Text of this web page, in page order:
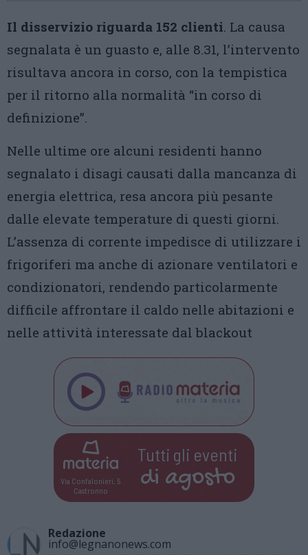
Il disservizio riguarda 152 clienti. La causa
segnalata è un guasto e, alle 8.31, l’intervento
risultava ancora in corso, con la tempistica
per il ritorno alla normalità “in corso di
definizione”.
Nelle ultime ore alcuni residenti hanno
segnalato i disagi causati dalla mancanza di
energia elettrica, resa ancora più pesante
dalle elevate temperature di questi giorni.
L’assenza di corrente impedisce di utilizzare i
frigoriferi ma anche di azionare ventilatori e
condizionatori, rendendo particolarmente
difficile affrontare il caldo nelle abitazioni e
nelle attività interessate dal blackout
Via Confalonieri, 5
Castronno
Tutti gli eventi
di agosto
Redazione
info@legnanonews.com